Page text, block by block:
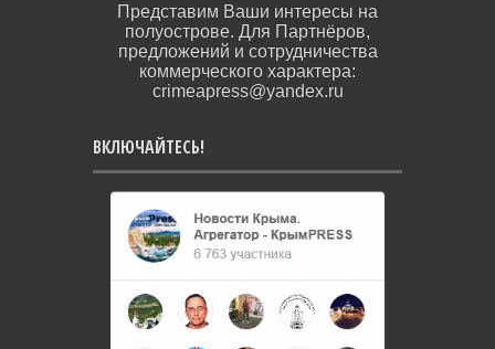
Представим Ваши интересы на
полуострове. Для Партнёров,
предложений и сотрудничества
коммерческого характера:
crimeapress@yandex.ru
ВКЛЮЧАЙТЕСЬ!